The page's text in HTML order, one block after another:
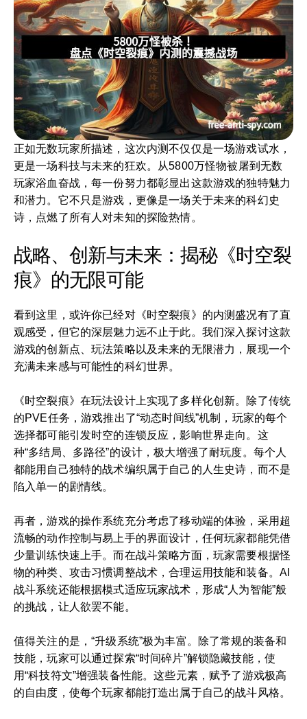
正如无数玩家所描述，这次内测不仅仅是一场游戏试水，
更是一场科技与未来的狂欢。从5800万怪物被屠到无数
玩家浴血奋战，每一份努力都彰显出这款游戏的独特魅力
和潜力。它不只是游戏，更像是一场关于未来的科幻史
诗，点燃了所有人对未知的探险热情。
战略、创新与未来：揭秘《时空裂
痕》的无限可能
看到这里，或许你已经对《时空裂痕》的内测盛况有了直
观感受，但它的深层魅力远不止于此。我们深入探讨这款
游戏的创新点、玩法策略以及未来的无限潜力，展现一个
充满未来感与可能性的科幻世界。
《时空裂痕》在玩法设计上实现了多样化创新。除了传统
的PVE任务，游戏推出了“动态时间线”机制，玩家的每个
选择都可能引发时空的连锁反应，影响世界走向。这
种“多结局、多路径”的设计，极大增强了耐玩度。每个人
都能用自己独特的战术编织属于自己的人生史诗，而不是
陷入单一的剧情线。
再者，游戏的操作系统充分考虑了移动端的体验，采用超
流畅的动作控制与易上手的界面设计，任何玩家都能凭借
少量训练快速上手。而在战斗策略方面，玩家需要根据怪
物的种类、攻击习惯调整战术，合理运用技能和装备。AI
战斗系统还能根据模式适应玩家战术，形成“人为智能”般
的挑战，让人欲罢不能。
值得关注的是，“升级系统”极为丰富。除了常规的装备和
技能，玩家可以通过探索“时间碎片”解锁隐藏技能，使
用“科技符文”增强装备性能。这些元素，赋予了游戏极高
的自由度，使每个玩家都能打造出属于自己的战斗风格。